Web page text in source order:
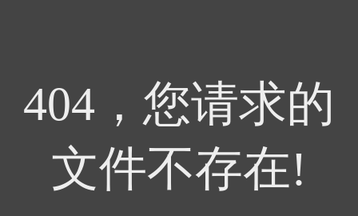
404，您请求的
文件不存在!